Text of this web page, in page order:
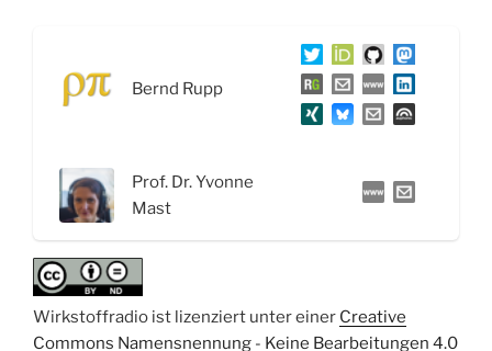
Wege
Synthese
Wirkstoffen
Interview
Bernd Rupp
Prof. Dr. Yvonne
Mast
Wirkstoffradio ist lizenziert unter einer Creative
Commons Namensnennung - Keine Bearbeitungen 4.0